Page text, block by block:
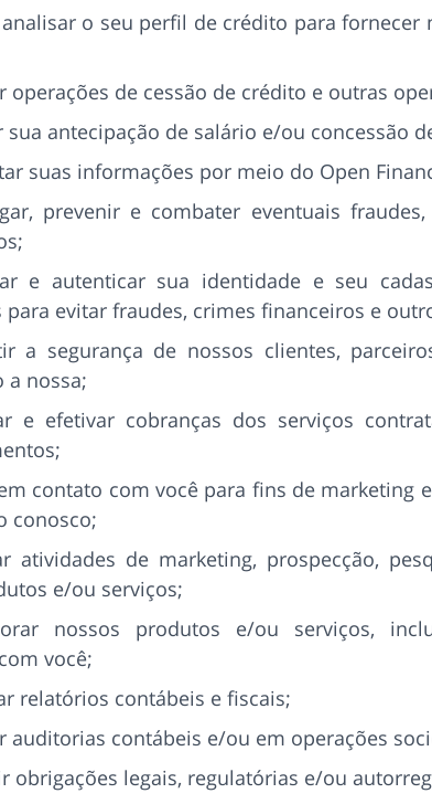
o seu perfil de crédito para fornecer
operações de cessão de crédito e outras
sua antecipação de salário e/ou concessão
suas informações por meio do Open
prevenir e combater eventuais
e autenticar sua identidade e seu
evitar fraudes, crimes financeiros e
a segurança de nossos clientes,
a nossa;
e efetivar cobranças dos serviços
contato com você para fins de marketing
conosco;
atividades de marketing, prospecção,
e/ou serviços;
nossos produtos e/ou serviços,
você;
relatórios contábeis e fiscais;
auditorias contábeis e/ou em operações
obrigações legais, regulatórias e/ou